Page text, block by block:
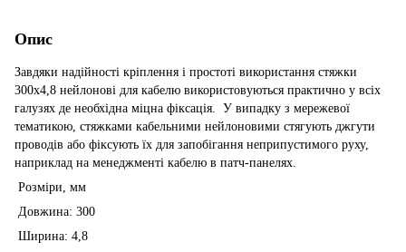
Опис
Завдяки надійності кріплення і простоті використання стяжки
300x4,8 нейлонові для кабелю використовуються практично у всіх
галузях де необхідна міцна фіксація. У випадку з мережевої
тематикою, стяжками кабельними нейлоновими стягують джгути
проводів або фіксують їх для запобігання неприпустимого руху,
наприклад на менеджменті кабелю в патч-панелях.
Розміри, мм
Довжина: 300
Ширина: 4,8